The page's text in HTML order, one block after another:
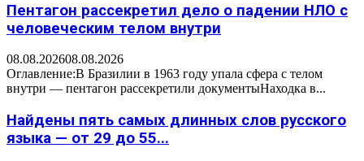
Пентагон рассекретил дело о падении НЛО с
человеческим телом внутри
08.08.202608.08.2026
Оглавление:В Бразилии в 1963 году упала сфера с телом
внутри — пентагон рассекретили документыНаходка в...
Найдены пять самых длинных слов русского
языка — от 29 до 55...